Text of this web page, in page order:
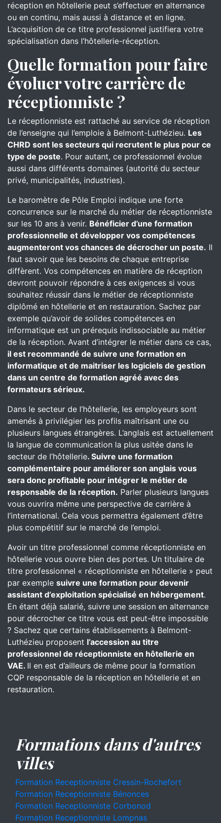
réception en hôtellerie peut s’effectuer en alternance
ou en continu, mais aussi à distance et en ligne.
L’acquisition de ce titre professionnel justifiera votre
spécialisation dans l’hôtellerie-réception.
Quelle formation pour faire
évoluer votre carrière de
réceptionniste ?
Le réceptionniste est rattaché au service de réception
de l’enseigne qui l’emploie à Belmont-Luthézieu. Les
CHRD sont les secteurs qui recrutent le plus pour ce
type de poste. Pour autant, ce professionnel évolue
aussi dans différents domaines (autorité du secteur
privé, municipalités, industries).
Le baromètre de Pôle Emploi indique une forte
concurrence sur le marché du métier de réceptionniste
sur les 10 ans à venir. Bénéficier d’une formation
professionnelle et développer vos compétences
augmenteront vos chances de décrocher un poste. Il
faut savoir que les besoins de chaque entreprise
diffèrent. Vos compétences en matière de réception
devront pouvoir répondre à ces exigences si vous
souhaitez réussir dans le métier de réceptionniste
diplômé en hôtellerie et en restauration. Sachez par
exemple qu’avoir de solides compétences en
informatique est un prérequis indissociable au métier
de la réception. Avant d’intégrer le métier dans ce cas,
il est recommandé de suivre une formation en
informatique et de maitriser les logiciels de gestion
dans un centre de formation agréé avec des
formateurs sérieux.
Dans le secteur de l’hôtellerie, les employeurs sont
amenés à privilégier les profils maîtrisant une ou
plusieurs langues étrangères. L’anglais est actuellement
la langue de communication la plus usitée dans le
secteur de l’hôtellerie. Suivre une formation
complémentaire pour améliorer son anglais vous
sera donc profitable pour intégrer le métier de
responsable de la réception. Parler plusieurs langues
vous ouvrira même une perspective de carrière à
l’international. Cela vous permettra également d’être
plus compétitif sur le marché de l’emploi.
Avoir un titre professionnel comme réceptionniste en
hôtellerie vous ouvre bien des portes. Un titulaire de
titre professionnel « réceptionniste en hôtellerie » peut
par exemple suivre une formation pour devenir
assistant d’exploitation spécialisé en hébergement.
En étant déjà salarié, suivre une session en alternance
pour décrocher ce titre vous est peut-être impossible
? Sachez que certains établissements à Belmont-
Luthézieu proposent l’accession au titre
professionnel de réceptionniste en hôtellerie en
VAE. Il en est d’ailleurs de même pour la formation
CQP responsable de la réception en hôtellerie et en
restauration.
Formations dans d'autres
villes
Formation Receptionniste Cressin-Rochefort
Formation Receptionniste Bénonces
Formation Receptionniste Corbonod
Formation Receptionniste Lompnas